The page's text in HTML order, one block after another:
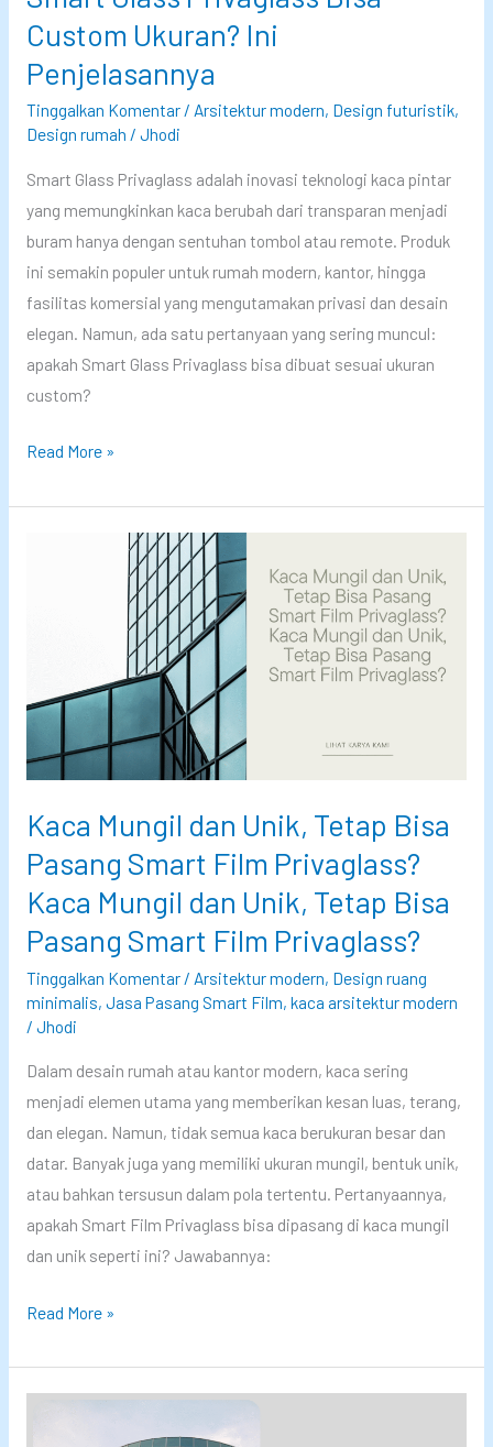
K
p
o
S
a
m
a
R
u
m
a
h
a
a
s
s
P
r
i
v
a
g
l
a
s
s
e
i
u
D
b
a
d
n
g
G
o
r
d
e
n
K
o
v
Custom Ukuran? Ini
Penjelasannya
Tinggalkan Komentar / Arsitektur modern, Design futuristik,
Design rumah / Jhodi
Smart Glass Privaglass adalah inovasi teknologi kaca pintar
yang memungkinkan kaca berubah dari transparan menjadi
buram hanya dengan sentuhan tombol atau remote. Produk
ini semakin populer untuk rumah modern, kantor, hingga
fasilitas komersial yang mengutamakan privasi dan desain
elegan. Namun, ada satu pertanyaan yang sering muncul:
apakah Smart Glass Privaglass bisa dibuat sesuai ukuran
custom?
S
a
P
v
a
g
a
s
s
B
i
s
a
C
u
s
o
U
Read More »
Kaca Mungil dan Unik, Tetap Bisa
Pasang Smart Film Privaglass?
Kaca Mungil dan Unik, Tetap Bisa
Pasang Smart Film Privaglass?
Tinggalkan Komentar / Arsitektur modern, Design ruang
minimalis, Jasa Pasang Smart Film, kaca arsitektur modern
/ Jhodi
Dalam desain rumah atau kantor modern, kaca sering
menjadi elemen utama yang memberikan kesan luas, terang,
dan elegan. Namun, tidak semua kaca berukuran besar dan
datar. Banyak juga yang memiliki ukuran mungil, bentuk unik,
atau bahkan tersusun dalam pola tertentu. Pertanyaannya,
apakah Smart Film Privaglass bisa dipasang di kaca mungil
dan unik seperti ini? Jawabannya:
K
c
Read More »